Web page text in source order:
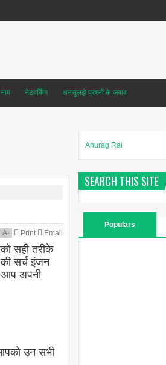
नेटवर्किंग अनसुलझे प्रश्नों के जवाब
A- Print Email
सही तरीके
सर्च इंजन
आप अपनी
उन सभी
Anurag Rai
SEARCH THIS SITE
Populars